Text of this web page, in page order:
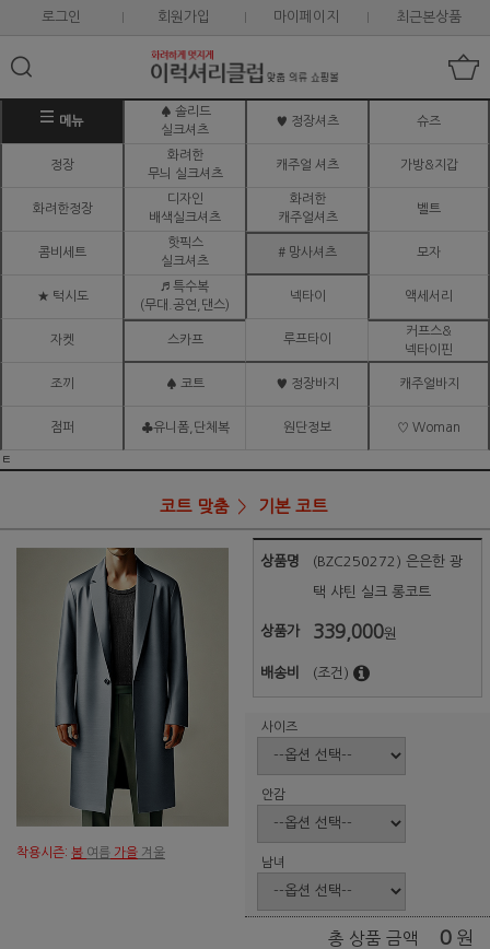
로그인 회원가입 마이페이지 최근본상품
메뉴
♠ 솔리드
실크셔츠
♥ 정장셔츠 슈즈
정장
화려한
무늬 실크셔츠
캐주얼 셔츠 가방&지갑
화려한정장
디자인
배색실크셔츠
화려한
캐주얼셔츠
벨트
콤비세트
핫픽스
실크셔츠
# 망사셔츠 모자
★ 턱시도
♬ 특수복
(무대.공연,댄스)
넥타이 액세서리
자켓 스카프 루프타이
커프스&
넥타이핀
조끼 ♠ 코트 ♥ 정장바지 캐주얼바지
점퍼 ♣유니폼,단체복 원단정보 ♡ Woman
ㅌ
코트 맞춤 기본 코트
착용시즌: 봄 여름 가을 겨울
상품명 (BZC250272) 은은한 광
택 샤틴 실크 롱코트
상품가 339,000원
배송비 (조건)
사이즈
안감
남녀
총 상품 금액 0 원